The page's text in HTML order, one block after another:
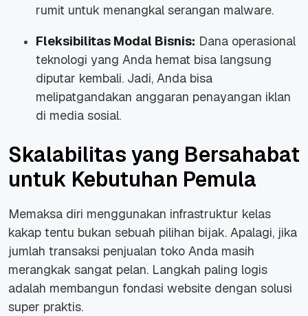
rumit untuk menangkal serangan malware.
Fleksibilitas Modal Bisnis: Dana operasional
teknologi yang Anda hemat bisa langsung
diputar kembali. Jadi, Anda bisa
melipatgandakan anggaran penayangan iklan
di media sosial.
Skalabilitas yang Bersahabat
untuk Kebutuhan Pemula
Memaksa diri menggunakan infrastruktur kelas
kakap tentu bukan sebuah pilihan bijak. Apalagi, jika
jumlah transaksi penjualan toko Anda masih
merangkak sangat pelan. Langkah paling logis
adalah membangun fondasi website dengan solusi
super praktis.